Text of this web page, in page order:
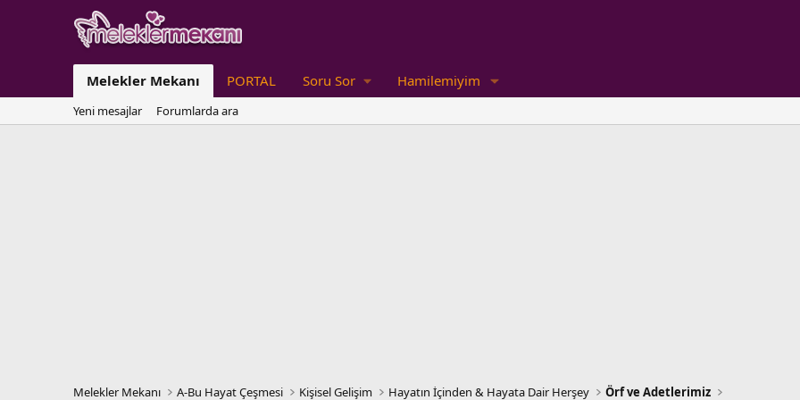
Melekler Mekanı PORTAL Soru Sor Hamilemiyim
Yeni mesajlar Forumlarda ara
Melekler Mekanı A-Bu Hayat Çeşmesi Kişisel Gelişim Hayatın İçinden & Hayata Dair Herşey Örf ve Adetlerimiz